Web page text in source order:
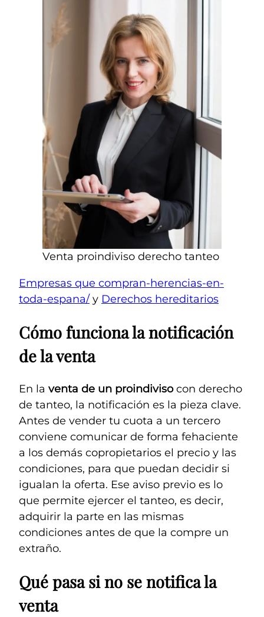
Venta proindiviso derecho tanteo
Empresas que compran-herencias-en-
toda-espana/ y Derechos hereditarios
Cómo funciona la notificación
de la venta
En la venta de un proindivisocon derecho
de tanteo, la notificación es la pieza clave.
Antes de vender tu cuota a un tercero
conviene comunicar de forma fehaciente
a los demás copropietarios el precio y las
condiciones, para que puedan decidir si
igualan la oferta. Ese aviso previo es lo
que permite ejercer el tanteo, es decir,
adquirir la parte en las mismas
condiciones antes de que la compre un
extraño.
Qué pasa si no se notifica la
venta